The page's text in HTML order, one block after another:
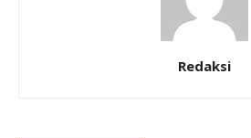
Redaksi